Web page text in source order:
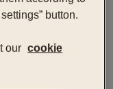
button.
our cookie